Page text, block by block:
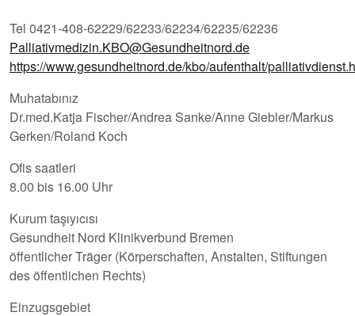
Tel 0421-408-62229/62233/62234/62235/62236
Palliativmedizin.KBO@Gesundheitnord.de
https://www.gesundheitnord.de/kbo/aufenthalt/
Muhatabınız
Dr.med.Katja Fischer/Andrea Sanke/Anne Giebler/Markus
Gerken/Roland Koch
Ofis saatleri
8.00 bis 16.00 Uhr
Kurum taşıyıcısı
Gesundheit Nord Klinikverbund Bremen
öffentlicher Träger (Körperschaften, Anstalten, Stiftungen
des öffentlichen Rechts)
Einzugsgebiet